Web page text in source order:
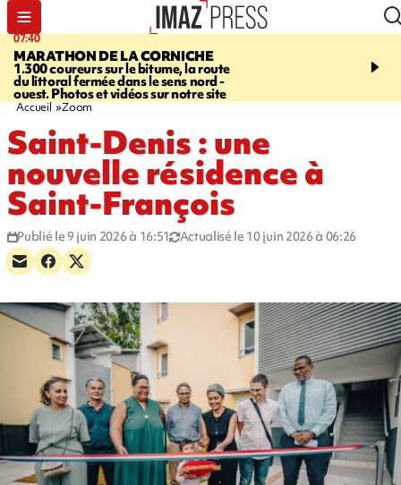
07:40
MARATHON DE LA CORNICHE
1.300 coureurs sur le bitume, la route
du littoral fermée dans le sens nord -
ouest. Photos et vidéos sur notre site
10:33
l’enfance - une
Accueil Zoom
Saint-Denis : une
nouvelle résidence à
Saint-François
Publié le 9 juin 2026 à 16:51 Actualisé le 10 juin 2026 à 06:26